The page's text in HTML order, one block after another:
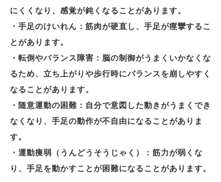
にくくなり、感覚が鈍くなることがあります。
・手足のけいれん：筋肉が硬直し、手足が痙攣するこ
とがあります。
・転倒やバランス障害：脳の制御がうまくいかなくな
るため、立ち上がりや歩行時にバランスを崩しやすく
なることがあります。
・随意運動の困難：自分で意図した動きがうまくでき
なくなり、手足の動作が不自由になることがありま
す。
・運動痩弱（うんどうそうじゃく）：筋力が弱くな
り、手足を動かすことが困難になることがあります。